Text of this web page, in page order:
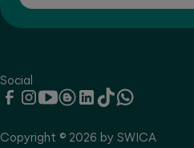
Social
Copyright © 2026 by SWICA